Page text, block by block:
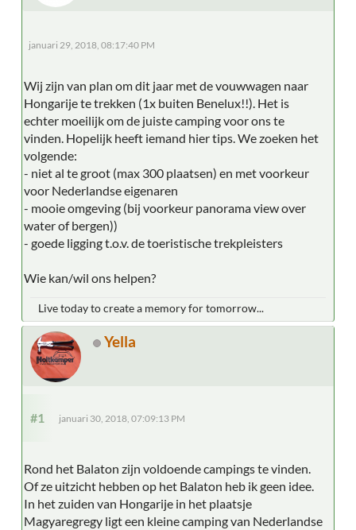
januari 29, 2018, 08:17:40 PM
Wij zijn van plan om dit jaar met de vouwwagen naar
Hongarije te trekken (1x buiten Benelux!!). Het is
echter moeilijk om de juiste camping voor ons te
vinden. Hopelijk heeft iemand hier tips. We zoeken het
volgende:
- niet al te groot (max 300 plaatsen) en met voorkeur
voor Nederlandse eigenaren
- mooie omgeving (bij voorkeur panorama view over
water of bergen))
- goede ligging t.o.v. de toeristische trekpleisters
Wie kan/wil ons helpen?
Live today to create a memory for tomorrow...
Yella
#1 januari 30, 2018, 07:09:13 PM
Rond het Balaton zijn voldoende campings te vinden.
Of ze uitzicht hebben op het Balaton heb ik geen idee.
In het zuiden van Hongarije in het plaatsje
Magyaregregy ligt een kleine camping van Nederlandse